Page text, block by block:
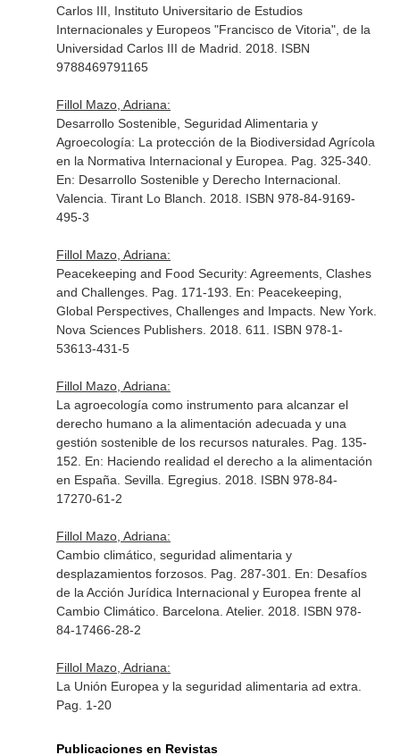
Carlos III, Instituto Universitario de Estudios
Internacionales y Europeos "Francisco de Vitoria", de la
Universidad Carlos III de Madrid. 2018. ISBN
9788469791165
Fillol Mazo, Adriana:
Desarrollo Sostenible, Seguridad Alimentaria y
Agroecología: La protección de la Biodiversidad Agrícola
en la Normativa Internacional y Europea. Pag. 325-340.
En: Desarrollo Sostenible y Derecho Internacional.
Valencia. Tirant Lo Blanch. 2018. ISBN 978-84-9169-
495-3
Fillol Mazo, Adriana:
Peacekeeping and Food Security: Agreements, Clashes
and Challenges. Pag. 171-193. En: Peacekeeping,
Global Perspectives, Challenges and Impacts. New York.
Nova Sciences Publishers. 2018. 611. ISBN 978-1-
53613-431-5
Fillol Mazo, Adriana:
La agroecología como instrumento para alcanzar el
derecho humano a la alimentación adecuada y una
gestión sostenible de los recursos naturales. Pag. 135-
152. En: Haciendo realidad el derecho a la alimentación
en España . Sevilla. Egregius. 2018. ISBN 978-84-
17270-61-2
Fillol Mazo, Adriana:
Cambio climático, seguridad alimentaria y
desplazamientos forzosos. Pag. 287-301. En: Desafíos
de la Acción Jurídica Internacional y Europea frente al
Cambio Climático. Barcelona. Atelier. 2018. ISBN 978-
84-17466-28-2
Fillol Mazo, Adriana:
La Unión Europea y la seguridad alimentaria ad extra.
Pag. 1-20
Publicaciones en Revistas